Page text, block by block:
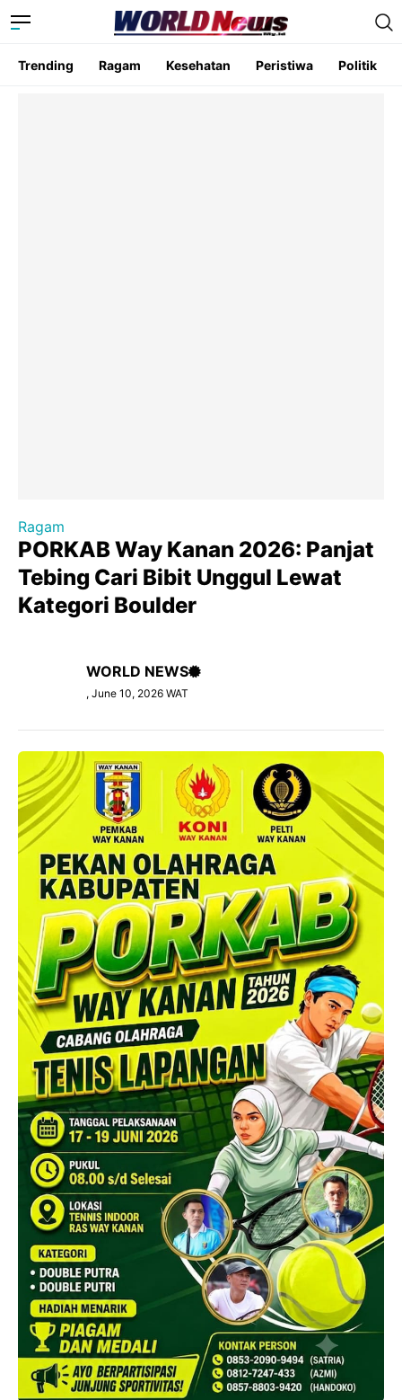
Trending Ragam Kesehatan Peristiwa Politik
Ragam
PORKAB Way Kanan 2026: Panjat
Tebing Cari Bibit Unggul Lewat
Kategori Boulder
WORLD NEWS
, June 10, 2026 WAT